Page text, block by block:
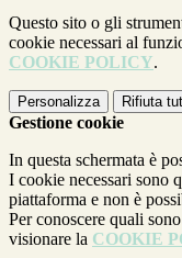
Questo sito o gli
cookie necessari al
COOKIE POLICY.
Personalizza Rifiuta
Gestione cookie
In questa schermata è
I cookie necessari sono
piattaforma e non è
Per conoscere quali
visionare la COOKIE